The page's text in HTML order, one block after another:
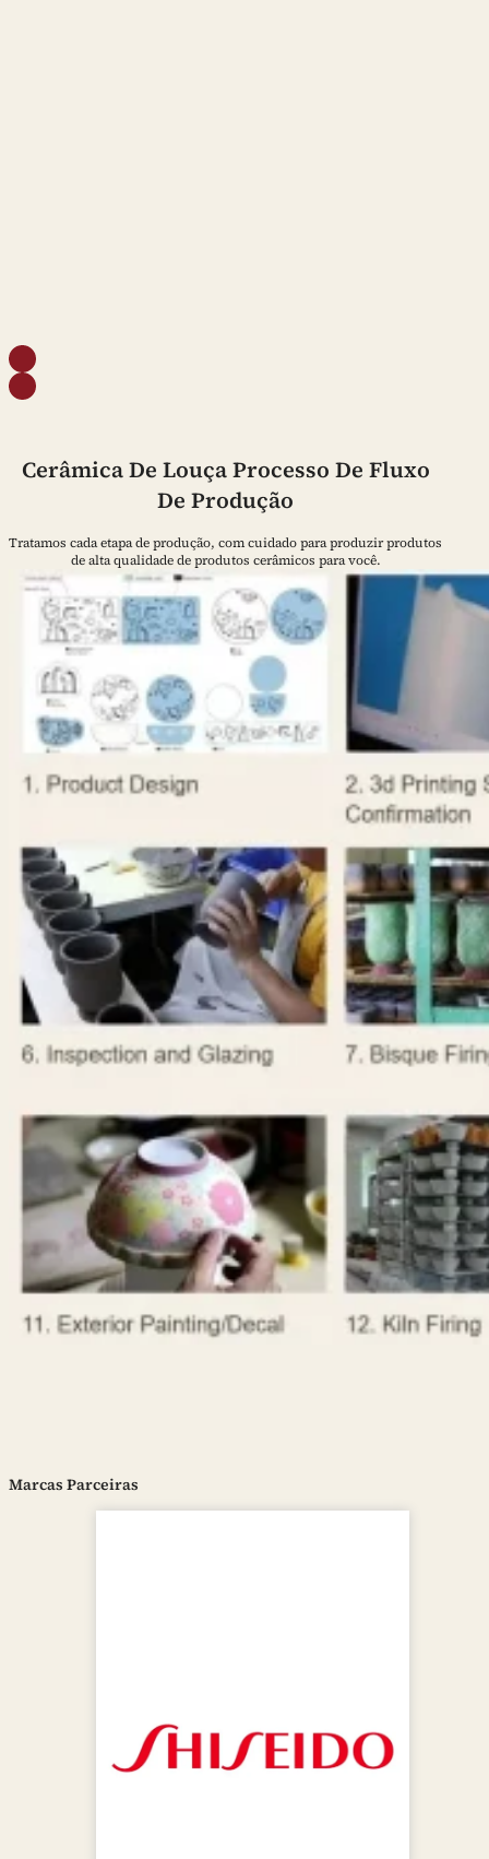
Cerâmica De Louça Processo De Fluxo
De Produção
Tratamos cada etapa de produção, com cuidado para produzir produtos
de alta qualidade de produtos cerâmicos para você.
Marcas Parceiras